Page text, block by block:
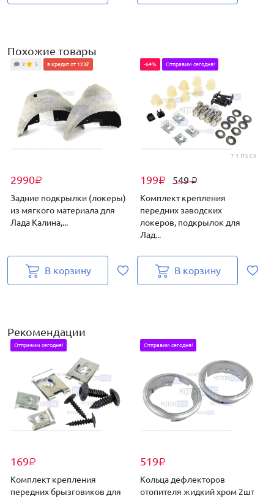
Похожие товары
2990₽
2 5 в кредит от 123₽
Задние подкрылки (локеры)
из мягкого материала для
Лада Калина,...
В корзину
7.1 П3 С8
199₽ 549₽
-64% Отправим сегодня!
Комплект крепления
передних заводских
локеров, подкрылок для
Лад...
В корзину
Рекомендации
169₽
Отправим сегодня!
Комплект крепления
передних брызговиков для
519₽
Отправим сегодня!
Кольца дефлекторов
отопителя жидкий хром 2шт